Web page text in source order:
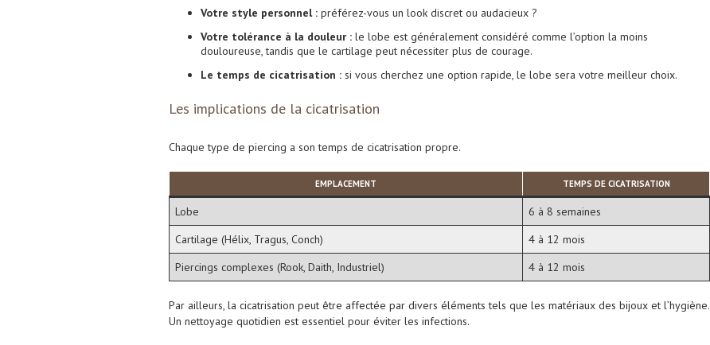
Votre style personnel : préférez-vous un look discret ou audacieux ?
Votre tolérance à la douleur : le lobe est généralement considéré comme l’option la moins
douloureuse, tandis que le cartilage peut nécessiter plus de courage.
Le temps de cicatrisation : si vous cherchez une option rapide, le lobe sera votre meilleur choix.
Les implications de la cicatrisation
Chaque type de piercing a son temps de cicatrisation propre.
EMPLACEMENT TEMPS DE CICATRISATION
Lobe
6 à 8 semaines
Cartilage (Hélix, Tragus, Conch)
4 à 12 mois
Piercings complexes (Rook, Daith, Industriel)
4 à 12 mois
Par ailleurs, la cicatrisation peut être affectée par divers éléments tels que les matériaux des bijoux et l’hygiène.
Un nettoyage quotidien est essentiel pour éviter les infections.